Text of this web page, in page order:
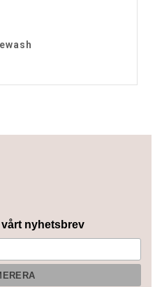
vårt nyhetsbrev